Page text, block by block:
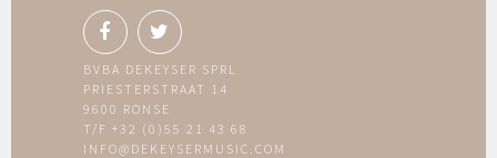
BVBA DEKEYSER SPRL
PRIESTERSTRAAT 14
9600 RONSE
T/F +32 (0)55 21 43 68
INFO@DEKEYSERMUSIC.COM